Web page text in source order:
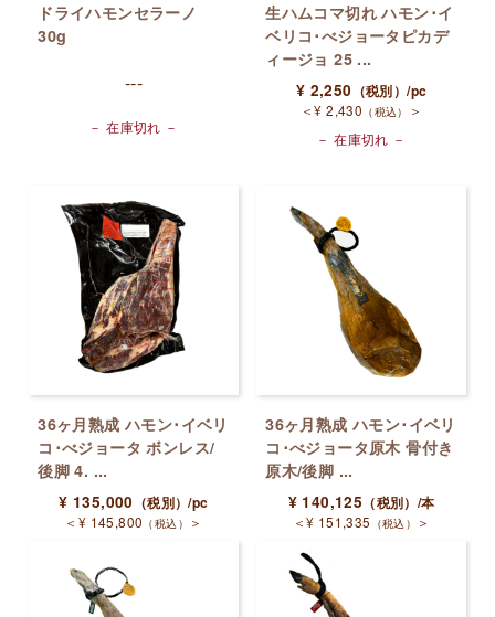
ドライハモンセラーノ
30g
---
－ 在庫切れ －
生ハムコマ切れ ハモン･イ
ベリコ･べジョータピカデ
ィージョ 25 ...
¥ 2,250 （税別）/pc
＜¥ 2,430 （税込）
＞
－ 在庫切れ －
36ヶ月熟成 ハモン･イベリ
コ･べジョータ ボンレス/
後脚 4. ...
¥ 135,000 （税別）/pc
＜ ¥ 145,800 （税込） ＞
36ヶ月熟成 ハモン･イベリ
コ･べジョータ原木 骨付き
原木/後脚 ...
¥140,125 （税別） /本
＜¥ 151,335 （税込） ＞